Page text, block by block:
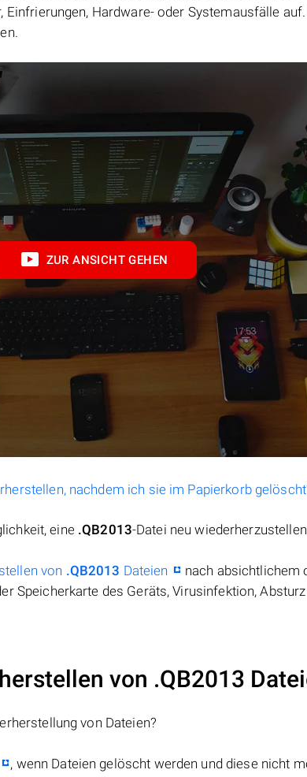
Einfrierungen, Hardware- oder Systemausfälle
ZUR ANSICHT GEHEN
nachdem ich sie im Papierkorb
eine .QB2013-Datei neu
von .QB2013 Dateien
nach absichtlichem
Speicherkarte des Geräts, Virusinfektion,
von .QB2013
von Dateien?
, wenn Dateien gelöscht werden und diese nicht